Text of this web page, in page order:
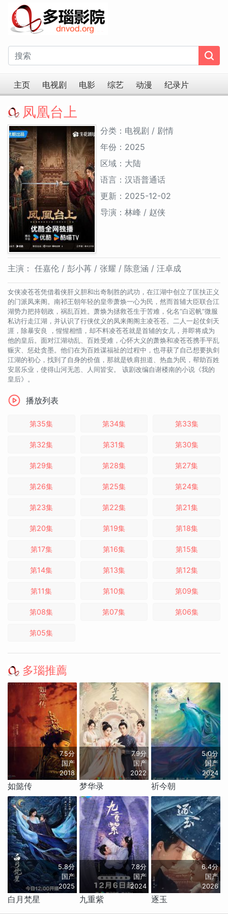
主页 电视剧 电影 综艺 动漫 纪录片
凤凰台上
分类：电视剧 / 剧情
年份：2025
区域：大陆
语言：汉语普通话
更新：2025-12-02
导演：林峰 / 赵侠
主演： 任嘉伦 / 彭小苒 / 张耀 / 陈意涵 / 汪卓成
女侠凌苍苍凭借着侠肝义胆和出奇制胜的武功，在江湖中创立了匡扶正义
的门派凤来阁。南祁王朝年轻的皇帝萧焕一心为民，然而首辅大臣联合江
湖势力把持朝政，祸乱百姓。萧焕为拯救苍生于苦难，化名“白迟帆”微服
私访行走江湖，并认识了行侠仗义的凤来阁阁主凌苍苍。二人一起仗剑天
涯，除暴安良 ，惺惺相惜，却不料凌苍苍就是首辅的女儿，并即将成为
他的皇后。面对江湖动乱、百姓受难，心怀大义的萧焕和凌苍苍携手平乱
赈灾、惩处贪墨。他们在为百姓谋福祉的过程中，也寻获了自己想要执剑
江湖的初心，找到了自身的价值，那就是铁肩担道、热血为民，帮助百姓
安居乐业，使得山河无恙、人间皆安。 该剧改编自谢楼南的小说《我的
皇后》。
播放列表
第35集 第34集 第33集
第32集 第31集 第30集
第29集 第28集 第27集
第26集 第25集 第24集
第23集 第22集 第21集
第20集 第19集 第18集
第17集 第16集 第15集
第14集 第13集 第12集
第11集 第10集 第09集
第08集 第07集 第06集
第05集
多瑙推薦
7.5分
国产
2018
如懿传
7.9分
国产
2022
梦华录
5.0分
国产
2024
祈今朝
5.8分
国产
2025
白月梵星
7.8分
国产
2024
九重紫
6.4分
国产
2026
逐玉